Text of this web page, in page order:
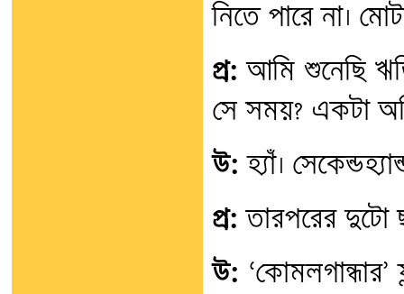
নিতে পারে না।
প্র: আমি শুনেছি
সে সময়? একটা
উ: হ্যাঁ।
প্র: তারপরের দুটো
উ: